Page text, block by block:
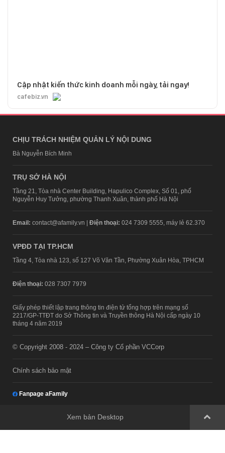
Cập nhật kiến thức kinh doanh mỗi ngày, tải ngay!
cafebiz.vn
CHỊU TRÁCH NHIỆM QUẢN LÝ NỘI DUNG
Bà Nguyễn Bích Minh
TRỤ SỞ HÀ NỘI
Tầng 21, Tòa nhà Center Building, Hapulico Complex, Số 01, phố
Nguyễn Huy Tưởng, phường Thanh Xuân, thành phố Hà Nội
Email: contact@afamily.vn | Điện thoại: 024 7309 5555, máy lẻ 62.370
VPĐD TẠI TP.HCM
Tầng 4, Tòa nhà 123, số 127 Võ Văn Tần, Phường Xuân Hòa, TPHCM
Điện thoại: 028 7307 7979
Giấy phép thiết lập trang thông tin điện tử tổng hợp trên mạng số
2217/GP-TTĐT do Sở Thông tin và Truyền thông Hà Nội cấp ngày 10
tháng 4 năm 2019
© Copyright 2008 - 2024 – Công ty Cổ phần VCCorp
Chính sách bảo mật
Fanpage aFamily
Xem bản Desktop